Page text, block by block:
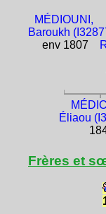
MÉDIOUNI,
Baroukh
env 1807
Éliaou
Frères et